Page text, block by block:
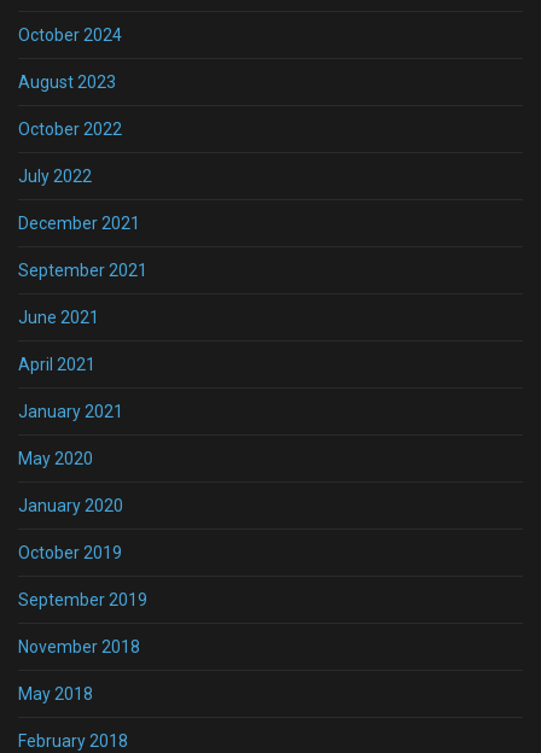
October 2024
August 2023
October 2022
July 2022
December 2021
September 2021
June 2021
April 2021
January 2021
May 2020
January 2020
October 2019
September 2019
November 2018
May 2018
February 2018